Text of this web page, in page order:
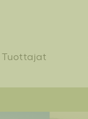
Tuottajat